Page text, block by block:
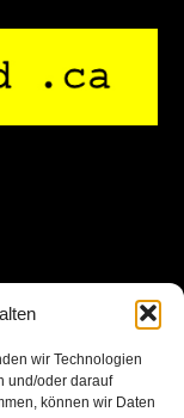
wir Technologien
und/oder darauf
können wir Daten